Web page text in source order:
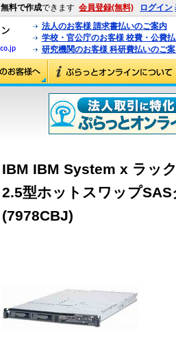
無料で作成できます 会員登録(無料) ログイン
法人のお客様 請求書払いのご案内
学校・官公庁のお客様 校費・公費
研究機関のお客様 科研費払いのご
IBM IBM System x ラッ
2.5型ホットスワップ
(7978CBJ)